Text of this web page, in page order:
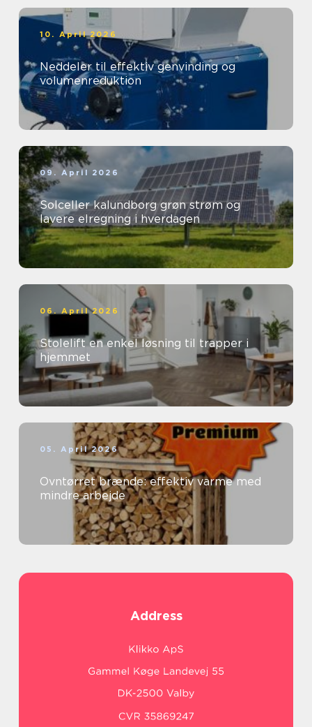
10. April 2026
Neddeler til effektiv genvinding og
volumenreduktion
09. April 2026
Solceller kalundborg grøn strøm og
lavere elregning i hverdagen
06. April 2026
Stolelift en enkel løsning til trapper i
hjemmet
05. April 2026
Ovntørret brænde: effektiv varme med
mindre arbejde
Address